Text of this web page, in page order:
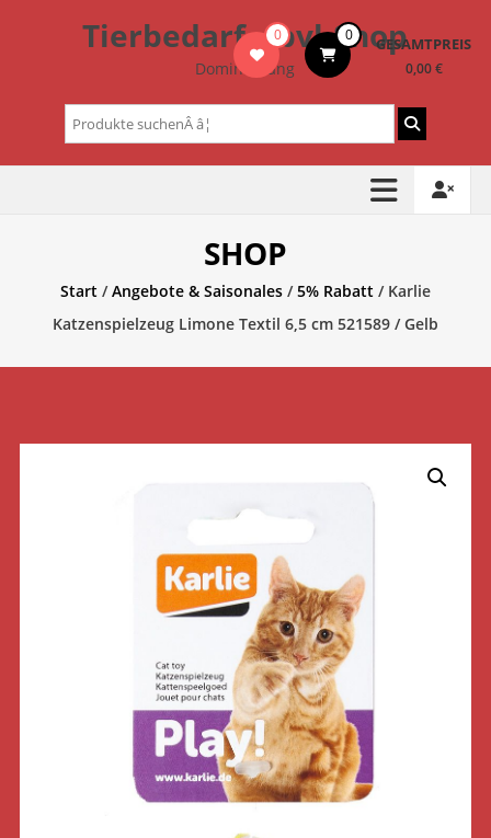
Tierbedarf – bvl-Shop
Dominik Lang
0 0 GESAMTPREIS
0,00 €
Suchen
nach:
SHOP
Start/Angebote & Saisonales/5% Rabatt/ Karlie
Katzenspielzeug Limone Textil 6,5 cm 521589 / Gelb